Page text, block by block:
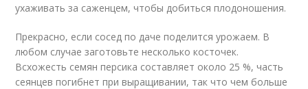
ухаживать за саженцем, чтобы добиться плодоношения.
Прекрасно, если сосед по даче поделится урожаем. В
любом случае заготовьте несколько косточек.
Всхожесть семян персика составляет около 25 %, часть
сеянцев погибнет при выращивании, так что чем больше